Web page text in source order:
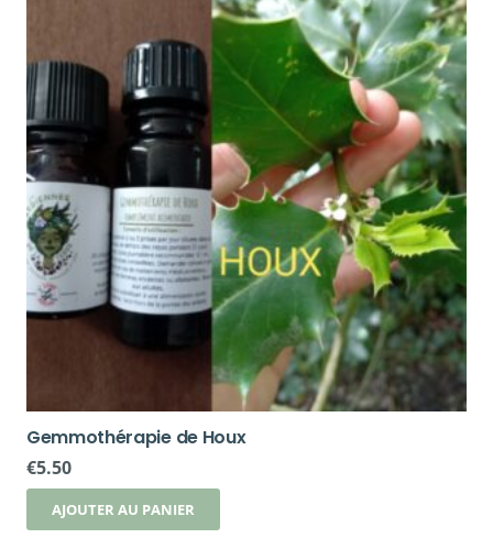
Gemmothérapie de Houx
€5.50
AJOUTER AU PANIER